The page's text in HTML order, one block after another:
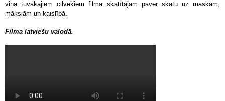
viņa tuvākajiem cilvēkiem filma skatītājam paver skatu uz maskām,
mākslām un kaislībā.
Filma latviešu valodā.